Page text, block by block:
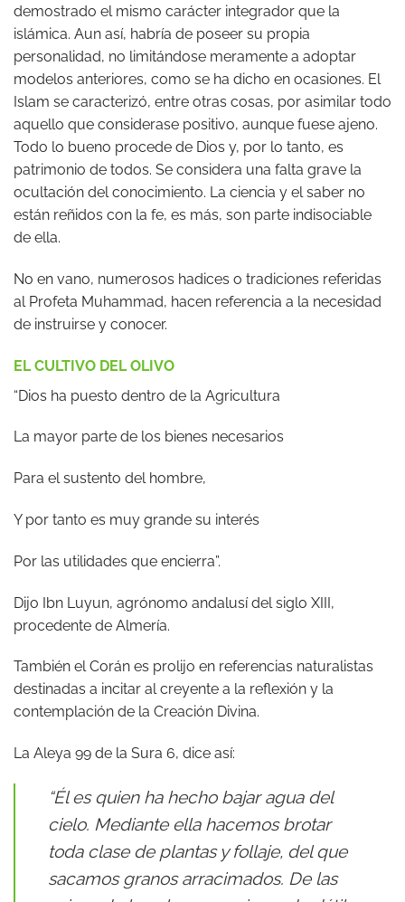
demostrado el mismo carácter integrador que la
islámica. Aun así, habría de poseer su propia
personalidad, no limitándose meramente a adoptar
modelos anteriores, como se ha dicho en ocasiones. El
Islam se caracterizó, entre otras cosas, por asimilar todo
aquello que considerase positivo, aunque fuese ajeno.
Todo lo bueno procede de Dios y, por lo tanto, es
patrimonio de todos. Se considera una falta grave la
ocultación del conocimiento. La ciencia y el saber no
están reñidos con la fe, es más, son parte indisociable
de ella.
No en vano, numerosos hadices o tradiciones referidas
al Profeta Muhammad, hacen referencia a la necesidad
de instruirse y conocer.
EL CULTIVO DEL OLIVO
“Dios ha puesto dentro de la Agricultura
La mayor parte de los bienes necesarios
Para el sustento del hombre,
Y por tanto es muy grande su interés
Por las utilidades que encierra”.
Dijo Ibn Luyun, agrónomo andalusí del siglo XIII,
procedente de Almería.
También el Corán es prolijo en referencias naturalistas
destinadas a incitar al creyente a la reflexión y la
contemplación de la Creación Divina.
La Aleya 99 de la Sura 6, dice así:
“Él es quien ha hecho bajar agua del
cielo. Mediante ella hacemos brotar
toda clase de plantas y follaje, del que
sacamos granos arracimados. De las